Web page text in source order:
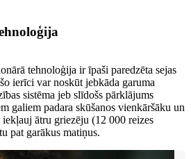
tehnoloģija ir īpaši paredzēta sejas
ierīci var noskūt jebkāda garuma
sistēma jeb slīdošs pārklājums
galiem padara skūšanos vienkāršāku un
ātru griezēju (12 000 reizes
pat garākus matiņus.